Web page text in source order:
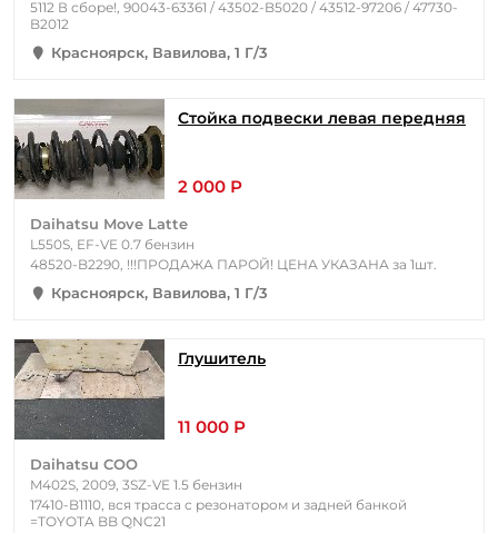
5112 В сборе!, 90043-63361 / 43502-B5020 / 43512-97206 / 47730-
B2012
Красноярск, Вавилова, 1 Г/3
Стойка подвески левая передняя
2 000 Р
Daihatsu Move Latte
L550S, EF-VE 0.7 бензин
48520-B2290, !!!ПРОДАЖА ПАРОЙ! ЦЕНА УКАЗАНА за 1шт.
Красноярск, Вавилова, 1 Г/3
Глушитель
11 000 Р
Daihatsu COO
M402S, 2009, 3SZ-VE 1.5 бензин
17410-B1110, вся трасса с резонатором и задней банкой
=TOYOTA BB QNC21